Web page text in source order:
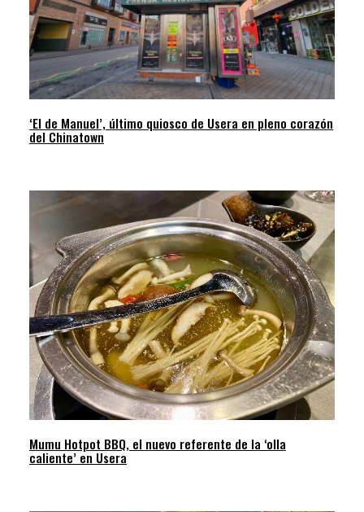
‘El de Manuel’, último quiosco de Usera en pleno corazón
del Chinatown
Mumu Hotpot BBQ, el nuevo referente de la ‘olla
caliente’ en Usera